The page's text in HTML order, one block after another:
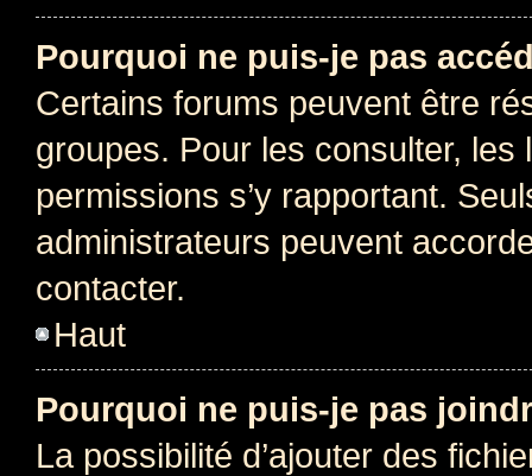
Pourquoi ne puis-je pas
Certains forums peuvent être
groupes. Pour les consulter,
permissions s’y rapportant.
administrateurs peuvent
contacter.
Haut
Pourquoi ne puis-je pas
La possibilité d’ajouter des